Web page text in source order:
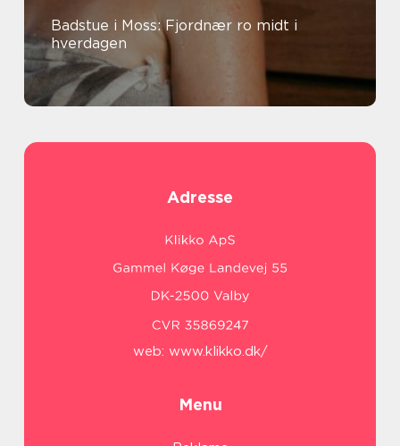
Badstue i Moss: Fjordnær ro midt i
hverdagen
Adresse
web: www.klikko.dk/
Menu